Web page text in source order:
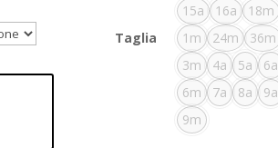
Taglia
15a
16a
18m
1m
24m
36m
3m
4a 5a
6a
6m
7a 8a
9a
9m